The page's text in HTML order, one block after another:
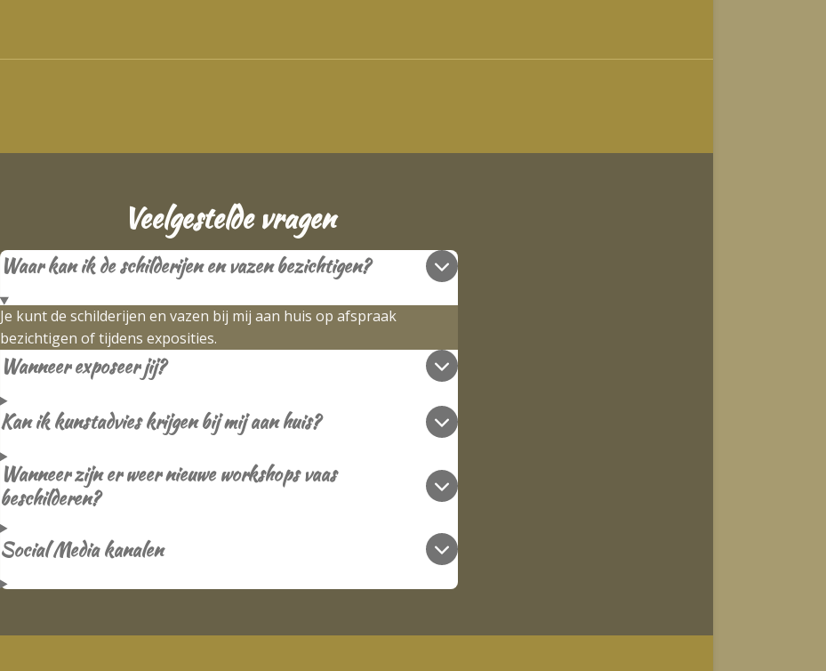
Veelgestelde vragen
Waar kan ik de schilderijen en vazen bezichtigen?
Je kunt de schilderijen en vazen bij mij aan huis op afspraak
bezichtigen of tijdens exposities.
Wanneer exposeer jij?
Kan ik kunstadvies krijgen bij mij aan huis?
Wanneer zijn er weer nieuwe workshops vaas
beschilderen?
Social Media kanalen